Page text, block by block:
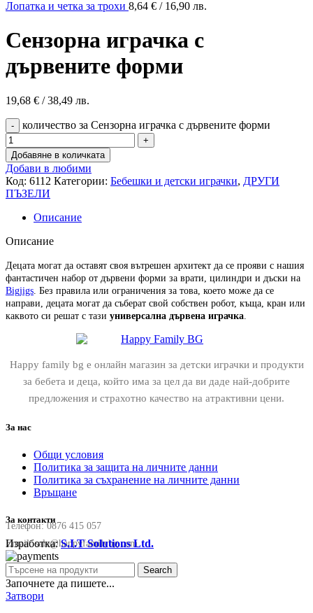
Лопатка и четка за трохи 8,64 € / 16,90 лв.
Сензорна играчка с
дървените форми
19,68 € / 38,49 лв.
количество за Сензорна играчка с дървените форми
Добавяне в количката
Добави в любими
Код: 6112 Категории: Бебешки и детски играчки, ДРУГИ
ПЪЗЕЛИ
Описание
Описание
Децата могат да оставят своя вътрешен архитект да се прояви с нашия
фантастичен набор от дървени форми за врати, цилиндри и дъски на
Bigjigs . Без правила или ограничения за това, което може да се
направи, децата могат да съберат свой собствен робот, къща, кран или
каквото си решат с тази универсална дървена играчка
Happy family bg е онлайн магазин за детски играчки и продукти
за бебета и деца, който има за цел да ви даде най-добрите
предложения и страхотно качество на атрактивни цени.
За нас
Общи условия
Политика за защита на личните данни
Политика за съхранение на личните данни
Връщане
За контакти
Телефон:0876 415 057
Email:sale@happyfamilybg.com
Изработка:S.I.T Solutions Ltd.
Search
Започнете да пишете...
Затвори